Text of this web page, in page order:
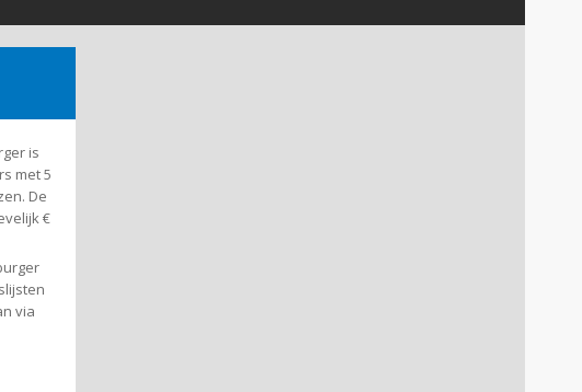
is
met 5
De
€
via